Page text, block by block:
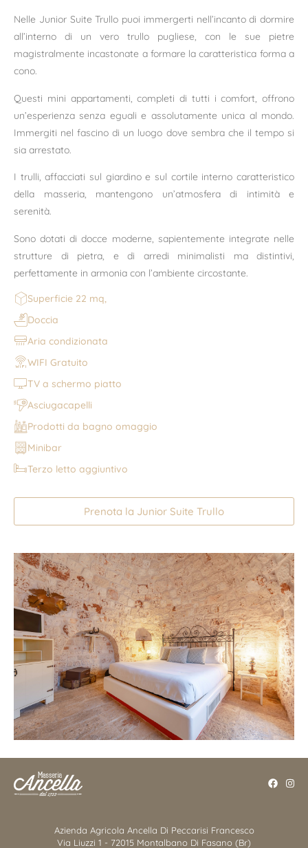
Nelle Junior Suite Trullo puoi immergerti nell’incanto di dormire
all’interno di un vero trullo pugliese, con le sue pietre
magistralmente incastonate a formare la caratteristica forma a
cono.
Questi mini appartamenti, completi di tutti i comfort, offrono
un’esperienza senza eguali e assolutamente unica al mondo.
Immergiti nel fascino di un luogo dove sembra che il tempo si
sia arrestato.
I trulli, affacciati sul giardino e sul cortile interno caratteristico
della masseria, mantengono un’atmosfera di intimità e
serenità.
Sono dotati di docce moderne, sapientemente integrate nelle
strutture di pietra, e di arredi minimalisti ma distintivi,
perfettamente in armonia con l’ambiente circostante.
Superficie 22 mq,
Doccia
Aria condizionata
WIFI Gratuito
TV a schermo piatto
Asciugacapelli
Prodotti da bagno omaggio
Minibar
Terzo letto aggiuntivo
Prenota la Junior Suite Trullo
Azienda Agricola Ancella Di Peccarisi Francesco
Via Liuzzi 1 - 72015 Montalbano Di Fasano (Br)